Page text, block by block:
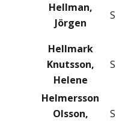
Hellman,
Jörgen
S
Hellmark
Knutsson,
Helene
S
Helmersson
Olsson,
S